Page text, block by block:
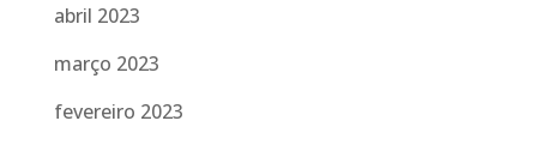
abril 2023
março 2023
fevereiro 2023